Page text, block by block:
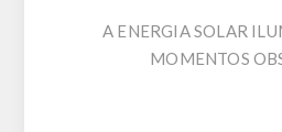
A ENERGIA SOLAR
MOMENTOS